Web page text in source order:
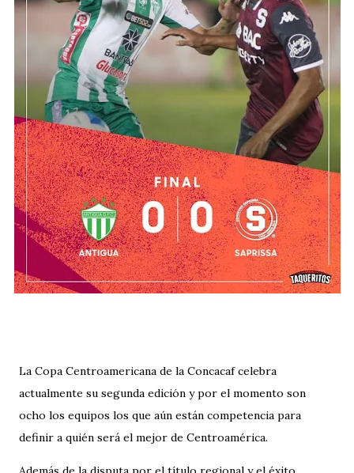
La Copa Centroamericana de la Concacaf celebra
actualmente su segunda edición y por el momento son
ocho los equipos los que aún están competencia para
definir a quién será el mejor de Centroamérica.